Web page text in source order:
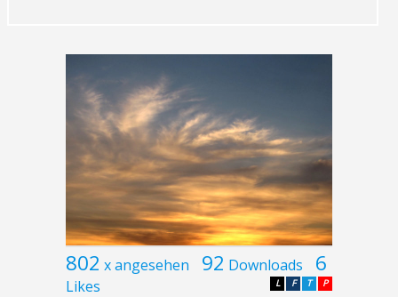
802 x angesehen 92 Downloads 6
Likes P
T
F
L